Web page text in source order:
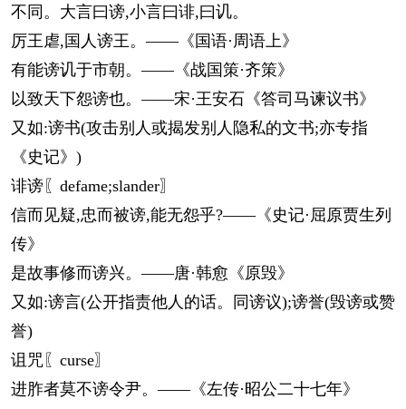
不同。大言曰谤,小言曰诽,曰讥。
厉王虐,国人谤王。——《国语·周语上》
有能谤讥于市朝。——《战国策·齐策》
以致天下怨谤也。——宋·王安石《答司马谏议书》
又如:谤书(攻击别人或揭发别人隐私的文书;亦专指
《史记》)
诽谤〖defame;slander〗
信而见疑,忠而被谤,能无怨乎?——《史记·屈原贾生列
传》
是故事修而谤兴。——唐·韩愈《原毁》
又如:谤言(公开指责他人的话。同谤议);谤誉(毁谤或赞
誉)
诅咒〖curse〗
进胙者莫不谤令尹。——《左传·昭公二十七年》